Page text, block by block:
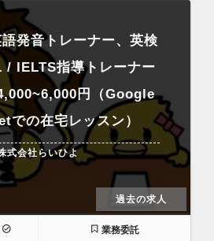
発音トレーナー、英検
/ IELTS指導トレーナー
円（Google
での在宅レッスン）
式会社らいひよ
過去の求人
業務委託